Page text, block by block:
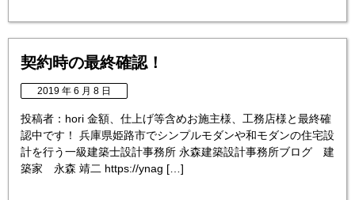
契約時の最終確認！
2019 年 6 月 8 日
投稿者：hori 金額、仕上げ等含めお施主様、工務店様と最終確
認中です！ 兵庫県姫路市でシンプルモダンや和モダンの住宅設
計を行う一級建築士設計事務所 永森建築設計事務所ブログ 建
築家 永森 靖二 https://ynag […]